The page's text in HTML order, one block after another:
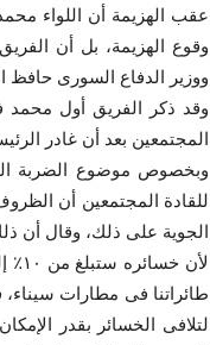
عقب الهزيمة أن اللواء
وقوع الهزيمة، بل أن
ووزير الدفاع السورى حافظ
وقد ذكر الفريق أول محمد
المجتمعين بعد أن غادر
وبخصوص موضوع الضربة
للقادة المجتمعين أن
الجوية على ذلك، وقال أن
لأن خسائره ستبلغ من ١٠
٪
طائراتنا فى مطارات
لتلافى الخسائر بقدر